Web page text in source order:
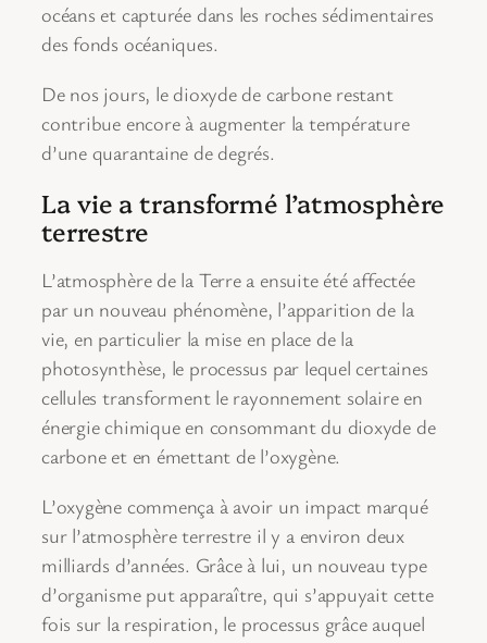
océans et capturée dans les roches sédimentaires
des fonds océaniques.
De nos jours, le dioxyde de carbone restant
contribue encore à augmenter la température
d’une quarantaine de degrés.
La vie a transformé l’atmosphère
terrestre
L’atmosphère de la Terre a ensuite été affectée
par un nouveau phénomène, l’apparition de la
vie, en particulier la mise en place de la
photosynthèse, le processus par lequel certaines
cellules transforment le rayonnement solaire en
énergie chimique en consommant du dioxyde de
carbone et en émettant de l’oxygène.
L’oxygène commença à avoir un impact marqué
sur l’atmosphère terrestre il y a environ deux
milliards d’années. Grâce à lui, un nouveau type
d’organisme put apparaître, qui s’appuyait cette
fois sur la respiration, le processus grâce auquel